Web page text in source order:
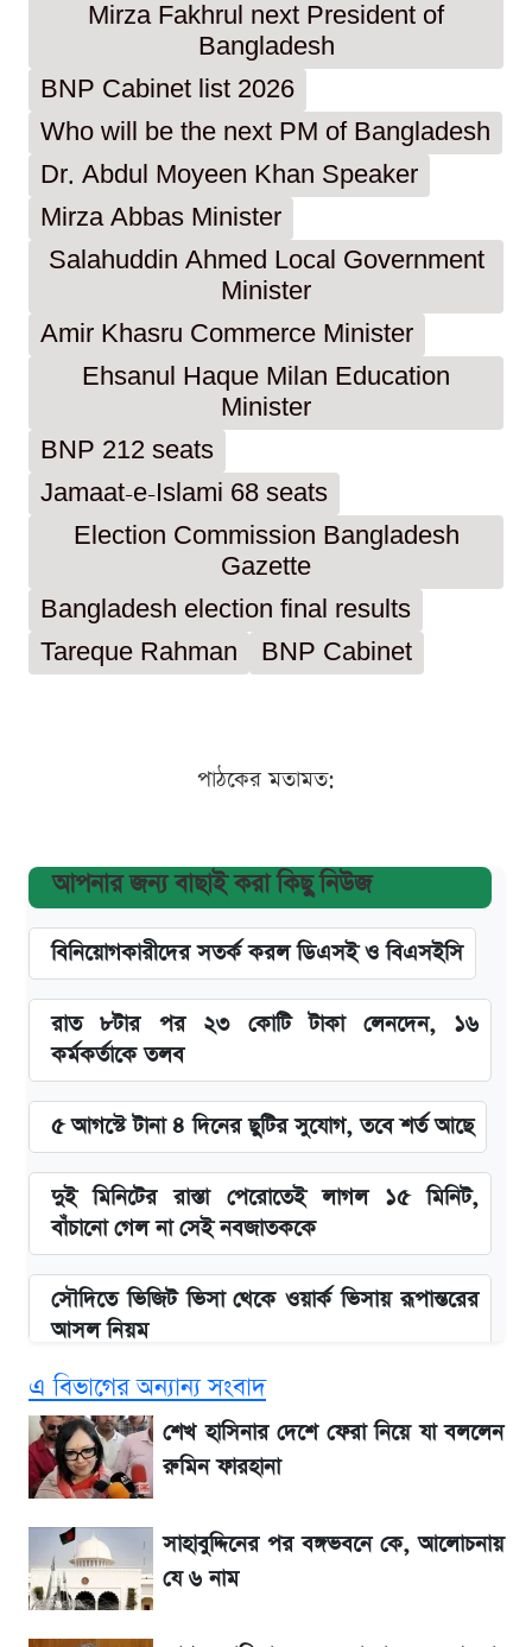
Mirza Fakhrul next President of
Bangladesh
BNP Cabinet list 2026
Who will be the next PM of Bangladesh
Dr. Abdul Moyeen Khan Speaker
Mirza Abbas Minister
Salahuddin Ahmed Local Government
Minister
Amir Khasru Commerce Minister
Ehsanul Haque Milan Education
Minister
BNP 212 seats
Jamaat-e-Islami 68 seats
Election Commission Bangladesh
Gazette
Bangladesh election final results
Tareque Rahman
BNP Cabinet
পাঠকের মতামত:
আপনার জন্য বাছাই করা কিছু নিউজ
বিনিয়োগকারীদের সতর্ক করল ডিএসই ও বিএসইসি
রাত ৮টার পর ২৩ কোটি টাকা লেনদেন, ১৬
কর্মকর্তাকে তলব
৫ আগস্টে টানা ৪ দিনের ছুটির সুযোগ, তবে শর্ত আছে
দুই মিনিটের রাস্তা পেরোতেই লাগল ১৫ মিনিট,
বাঁচানো গেল না সেই নবজাতককে
সৌদিতে ভিজিট ভিসা থেকে ওয়ার্ক ভিসায় রূপান্তরের
আসল নিয়ম
বিল নিয়ে ফেসবুকে ঝড় তুললেন আজহারি, জবাব
দিল বিদ্যুৎ বিভাগ
আজ দেশের বাজারে সোনার নতুন দাম
'এমবাপ্পে বাংলাদেশে'—বড় ঘোষণার পর যা জানাল
সরকার
এ বিভাগের অন্যান্য সংবাদ
শেখ হাসিনার দেশে ফেরা নিয়ে যা বললেন
রুমিন ফারহানা
সাহাবুদ্দিনের পর বঙ্গভবনে কে, আলোচনায়
যে ৬ নাম